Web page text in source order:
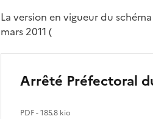
La version en vigueur du
mars 2011 (
Arrêté Préfectoral
PDF- 185.8 kio